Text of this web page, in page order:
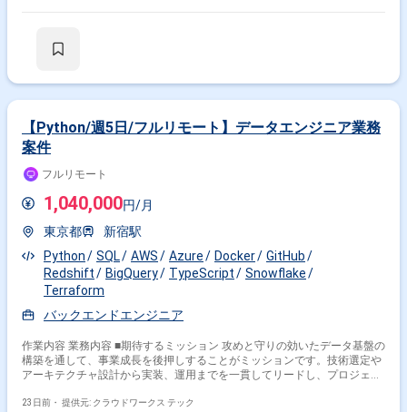
【Python/週5日/フルリモート】データエンジニア業務
案件
フルリモート
1,040,000円/月
東京都
新宿駅
Python
SQL AWS Azure Docker
GitHub
Redshift
BigQuery TypeScript
Snowflake
Terraform
バックエンドエンジニア
作業内容 業務内容 ■期待するミッション 攻めと守りの効いたデータ基盤の
構築を通して、事業成長を後押しすることがミッションです。技術選定や
アーキテクチャ設計から実装、運用までを一貫してリードし、プロジェク
データ基盤構築と運用の技術/プロジェクトリード ・アーキテクチャ、
23日前・ 提供元: クラウドワークス テック